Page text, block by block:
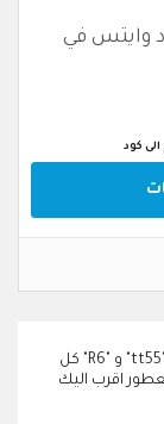
85% | كود وايتس في
الى كود
مع كود خصم وايتس "tt10" و "B40" و "tt33" و "tt55" و "R6" كل
اقرب اليك